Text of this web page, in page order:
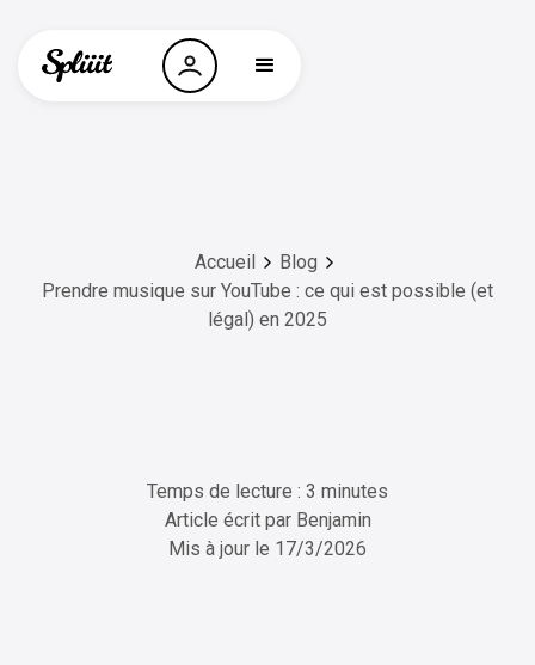
Accueil
Blog
Prendre musique sur YouTube : ce qui est possible (et
légal) en 2025
Temps de lecture : 3 minutes
Article écrit par Benjamin
Mis à jour le 17/3/2026